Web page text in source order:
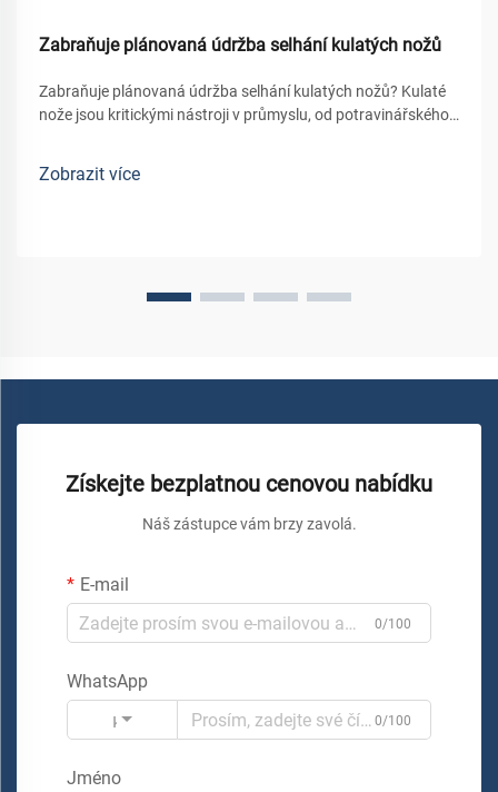
Zabraňuje plánovaná údržba selhání kulatých nožů
Zabraňuje plánovaná údržba selhání kulatých nožů? Kulaté
nože jsou kritickými nástroji v průmyslu, od potravinářského
poškozený okraj, ex...
Zobrazit více
Získejte bezplatnou cenovou nabídku
Náš zástupce vám brzy zavolá.
E-mail
0/100
WhatsApp
Kód
0/100
Jméno